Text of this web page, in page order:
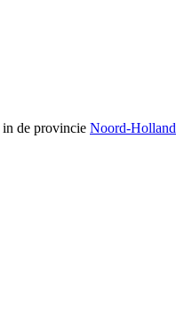
in de provincie Noord-Holland